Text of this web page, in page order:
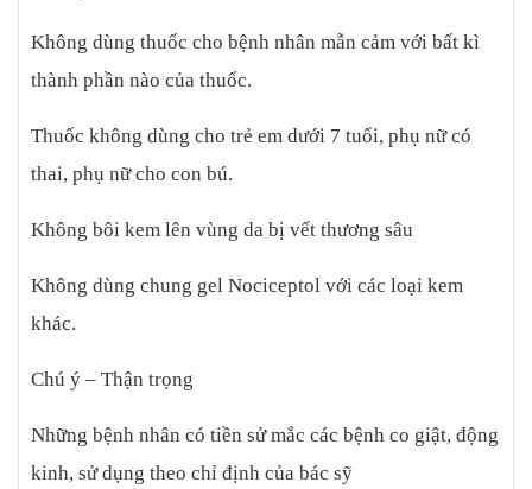
Không dùng thuốc cho bệnh nhân mẫn cảm với bất kì
thành phần nào của thuốc.
Thuốc không dùng cho trẻ em dưới 7 tuổi, phụ nữ có
thai, phụ nữ cho con bú.
Không bôi kem lên vùng da bị vết thương sâu
Không dùng chung gel Nociceptol với các loại kem
khác.
Chú ý – Thận trọng
Những bệnh nhân có tiền sử mắc các bệnh co giật, động
kinh, sử dụng theo chỉ định của bác sỹ